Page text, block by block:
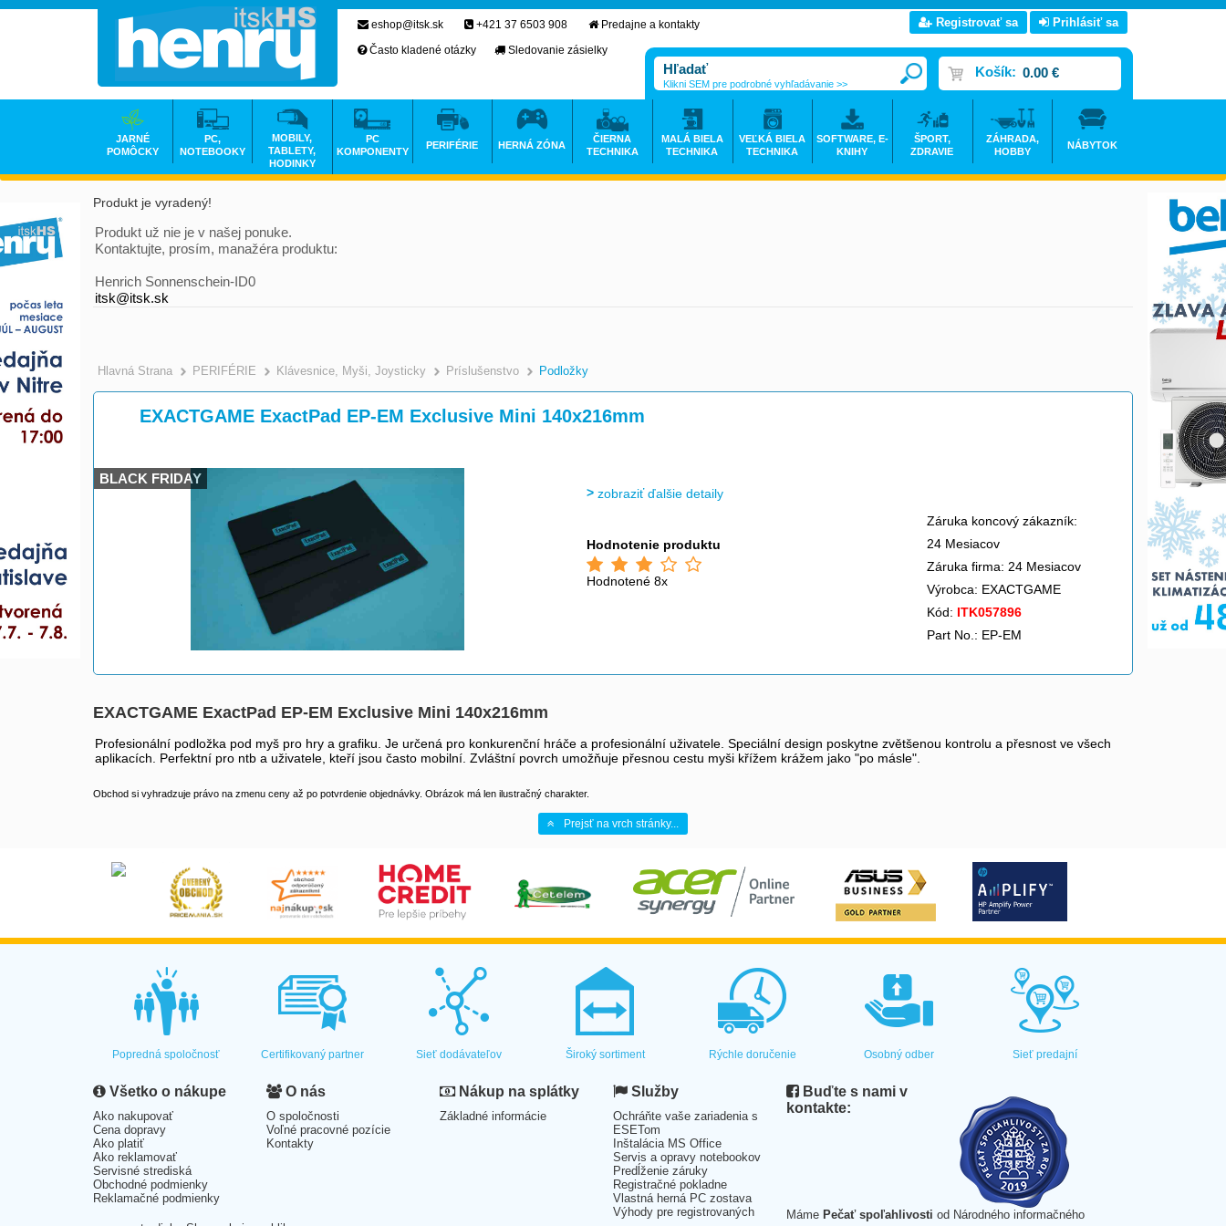
Produkt je vyradený!
Produkt už nie je v našej ponuke.
Kontaktujte, prosím, manažéra produktu:
Henrich Sonnenschein-ID0
itsk@itsk.sk
Hlavná Strana >
PERIFÉRIE >
Klávesnice, Myši, Joysticky >
Príslušenstvo >
Podložky
EXACTGAME ExactPad EP-EM Exclusive Mini 140x216mm
BLACK FRIDAY
zobraziť ďalšie detaily
Hodnotenie produktu
Hodnotené 8x
Záruka koncový zákazník:
24 Mesiacov
Záruka firma: 24 Mesiacov
Výrobca: EXACTGAME
Kód: ITK057896
Part No.: EP-EM
EXACTGAME ExactPad EP-EM Exclusive Mini 140x216mm
Profesionální podložka pod myš pro hry a grafiku. Je určená pro konkurenční hráče a profesionální uživatele. Speciální design poskytne zvětšenou kontrolu a přesnost ve všech
aplikacích. Perfektní pro ntb a uživatele, kteří jsou často mobilní. Zvláštní povrch umožňuje přesnou cestu myši křížem krážem jako "po másle".
Obchod si vyhradzuje právo na zmenu ceny až po potvrdenie objednávky. Obrázok má len ilustračný charakter.
Prejsť na vrch stránky...
eshop@itsk.sk +421 37 6503 908
Predajne a kontakty
Často kladené otázky
Sledovanie zásielky
Registrovať sa Prihlásiť sa
Košík: 0.00 €
Klikni SEM pre podrobné vyhľadávanie >>
JARNÉ
POMÔCKY
PC,
NOTEBOOKY
MOBILY,
TABLETY,
HODINKY
PC
KOMPONENTY
PERIFÉRIE HERNÁ ZÓNA
ČIERNA
TECHNIKA
MALÁ BIELA
TECHNIKA
VEĽKÁ BIELA
TECHNIKA
SOFTWARE, E-
KNIHY
ŠPORT,
ZDRAVIE
ZÁHRADA,
HOBBY
NÁBYTOK
Popredná spoločnosť Certifikovaný partner Sieť dodávateľov Široký sortiment Rýchle doručenie Osobný odber Sieť predajní
Všetko o nákupe
Ako nakupovať
Cena dopravy
Ako platiť
Ako reklamovať
Servisné strediská
Obchodné podmienky
Reklamačné podmienky
O nás
O spoločnosti
Voľné pracovné pozície
Kontakty
Nákup na splátky
Základné informácie
Služby
Ochráňte vaše zariadenia s
ESETom
Inštalácia MS Office
Servis a opravy notebookov
Predĺženie záruky
Registračné pokladne
Vlastná herná PC zostava
Výhody pre registrovaných
Buďte s nami v
kontakte:
Máme Pečať spoľahlivosti od Národného informačného